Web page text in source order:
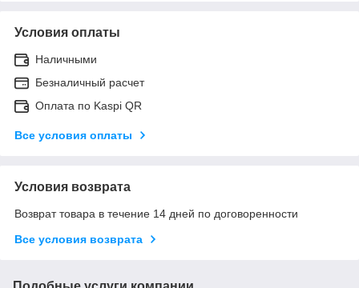
Условия оплаты
Наличными
Безналичный расчет
Оплата по Kaspi QR
Все условия оплаты
Условия возврата
Возврат товара в течение 14 дней по договоренности
Все условия возврата